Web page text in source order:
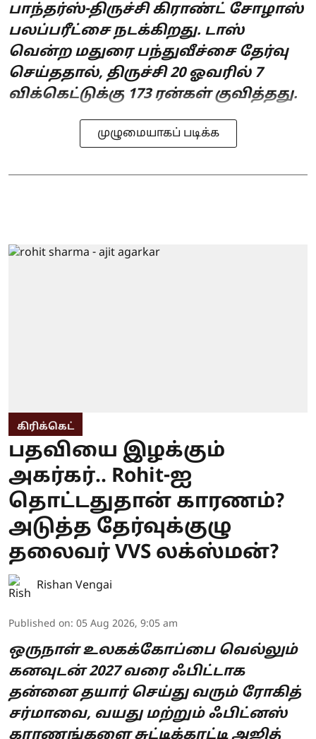
பாந்தர்ஸ்-திருச்சி கிராண்ட் சோழாஸ்
பலப்பரீட்சை நடக்கிறது. டாஸ்
வென்ற மதுரை பந்துவீச்சை தேர்வு
செய்ததால், திருச்சி 20 ஓவரில் 7
விக்கெட்டுக்கு 173 ரன்கள் குவித்தது.
முழுமையாகப் படிக்க
கிரிக்கெட்
பதவியை இழக்கும்
அகர்கர்.. Rohit-ஐ
தொட்டதுதான் காரணம்?
அடுத்த தேர்வுக்குழு
தலைவர் VVS லக்ஸ்மன்?
Rishan Vengai
Published on: 05 Aug 2026, 9:05 am
ஒருநாள் உலகக்கோப்பை வெல்லும்
கனவுடன் 2027 வரை ஃபிட்டாக
தன்னை தயார் செய்து வரும் ரோகித்
சர்மாவை, வயது மற்றும் ஃபிட்னஸ்
காரணங்களை சுட்டிக்காட்டி அஜித்